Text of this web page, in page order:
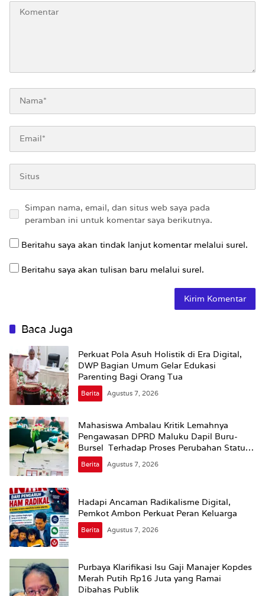
Simpan nama, email, dan situs web saya pada
peramban ini untuk komentar saya berikutnya.
Beritahu saya akan tindak lanjut komentar melalui surel.
Beritahu saya akan tulisan baru melalui surel.
Baca Juga
Perkuat Pola Asuh Holistik di Era Digital,
DWP Bagian Umum Gelar Edukasi
Parenting Bagi Orang Tua
Berita Agustus 7, 2026
Mahasiswa Ambalau Kritik Lemahnya
Pengawasan DPRD Maluku Dapil Buru-
Bursel Terhadap Proses Perubahan Status
Jalan
Berita Agustus 7, 2026
Hadapi Ancaman Radikalisme Digital,
Pemkot Ambon Perkuat Peran Keluarga
Berita Agustus 7, 2026
Purbaya Klarifikasi Isu Gaji Manajer Kopdes
Merah Putih Rp16 Juta yang Ramai
Dibahas Publik